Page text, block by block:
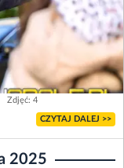
Zdjęć: 4
CZYTAJ DALEJ >>
2025